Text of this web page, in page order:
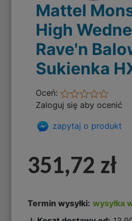
Mattel
High
Rave'n
Sukienka
Oceń:
Zaloguj się aby ocenić
zapytaj o produkt
351,72 zł
Termin wysyłki: wysyłka